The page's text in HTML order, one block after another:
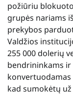
požiūriu
grupės nariams
prekybos
Valdžios
255 000 dolerių
bendrininkams
kad sumokėtų